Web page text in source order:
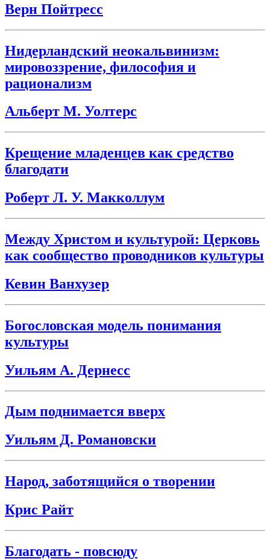
Верн Пойтресс
Нидерландский неокальвинизм:
мировоззрение, философия и
рационализм
Альберт М. Уолтерс
Крещение младенцев как средство
благодати
Роберт Л. У. Макколлум
Между Христом и культурой: Церковь
как сообщество проводников культуры
Кевин Ванхузер
Богословская модель понимания
культуры
Уильям А. Дернесс
Дым поднимается вверх
Уильям Д. Романовски
Народ, заботящийся о творении
Крис Райт
Благодать - повсюду